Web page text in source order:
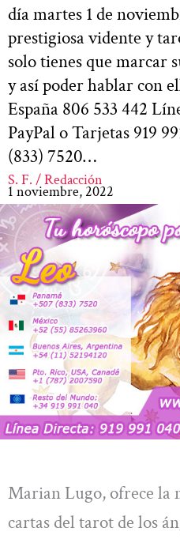
día martes 1 de
prestigiosa vidente y
solo tienes que marcar
y así poder hablar con
España 806 533 442
PayPal o Tarjetas 919
(833) 7520…
S. F. / Redacción
1 noviembre, 2022
Marian Lugo, ofrece la
cartas del tarot de los